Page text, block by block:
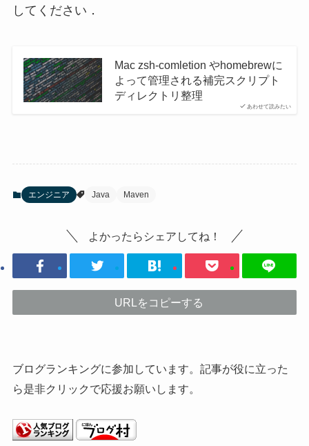
してください．
あわせて読みたい
Mac zsh-comletion やhomebrewに
よって管理される補完スクリプト
ディレクトリ整理
エンジニア Java Maven
よかったらシェアしてね！
URLをコピーする
ブログランキングに参加しています。記事が役に立った
ら是非クリックで応援お願いします。